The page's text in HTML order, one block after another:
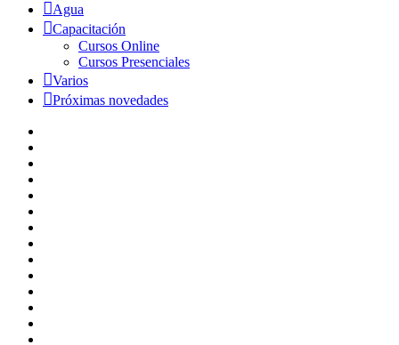
Agua
Capacitación
Cursos Online
Cursos Presenciales
Varios
Próximas novedades